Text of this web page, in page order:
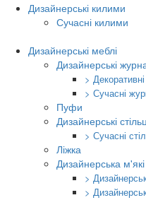
Дизайнерські килими
Сучасні килими
Дизайнерські меблі
Дизайнерські
>
> Сучасні
Пуфи
Дизайнерські
> Сучасні
Ліжка
Дизайнерська
>
>